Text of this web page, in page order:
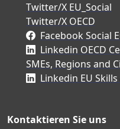
Twitter/X EU_Social
Twitter/X OECD
Facebook Social
Linkedin OECD
SMEs, Regions and
Linkedin EU
Kontaktieren Sie uns